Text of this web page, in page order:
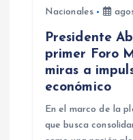
Nacionales
Presidente
primer Foro
miras a
económico
En el marco de la
que busca